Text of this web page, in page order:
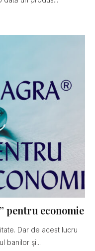
pentru economie
Dar de acest lucru
banilor şi...